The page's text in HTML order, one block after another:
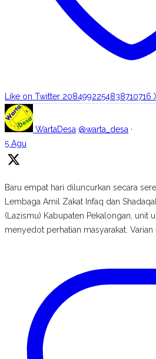
Like on Twitter 2084992254838710716
WartaDesa @warta_desa ·
5 Agu
Baru empat hari diluncurkan secara
Lembaga Amil Zakat Infaq dan
(Lazismu) Kabupaten Pekalongan, unit
menyedot perhatian masyarakat.